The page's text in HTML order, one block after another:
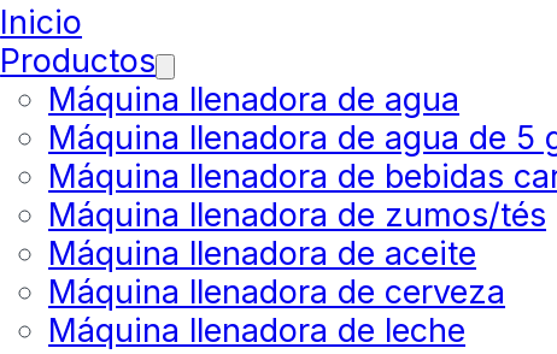
Inicio
Productos
Máquina llenadora de agua
Máquina llenadora de agua de 5
Máquina llenadora de bebidas
Máquina llenadora de zumos/tés
Máquina llenadora de aceite
Máquina llenadora de cerveza
Máquina llenadora de leche